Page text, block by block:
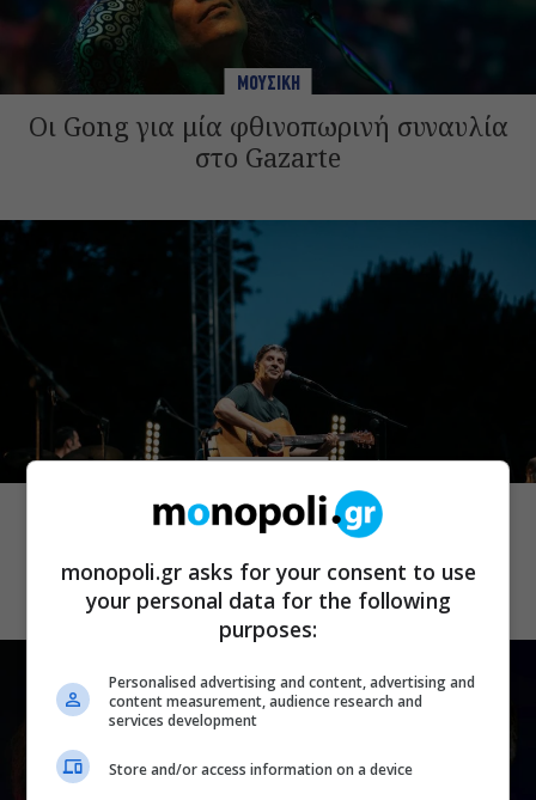
ΜΟΥΣΙΚΗ
Οι Gong για μία φθινοπωρινή συναυλία
στο Gazarte
Σωκράτης Μάλαμας: Τον Σεπτέμβριο
στο Κατράκειο για δύο τελευταίες
καλοκαιρινές συναυλίες
monopoli.gr asks for your consent to use
your personal data for the following
purposes:
Personalised advertising and content, advertising and
content measurement, audience research and
services development
Store and/or access information on a device